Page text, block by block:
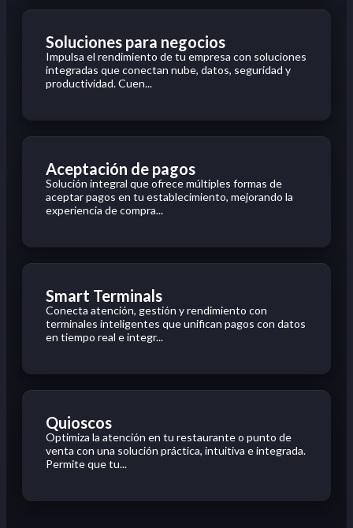
Soluciones para negocios
Impulsa el rendimiento de tu empresa con soluciones
integradas que conectan nube, datos, seguridad y
productividad. Cuen...
Aceptación de pagos
Solución integral que ofrece múltiples formas de
aceptar pagos en tu establecimiento, mejorando la
experiencia de compra...
Smart Terminals
Conecta atención, gestión y rendimiento con
terminales inteligentes que unifican pagos con datos
en tiempo real e integr...
Quioscos
Optimiza la atención en tu restaurante o punto de
venta con una solución práctica, intuitiva e integrada.
Permite que tu...